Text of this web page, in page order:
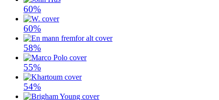
60%
60%
58%
55%
54%